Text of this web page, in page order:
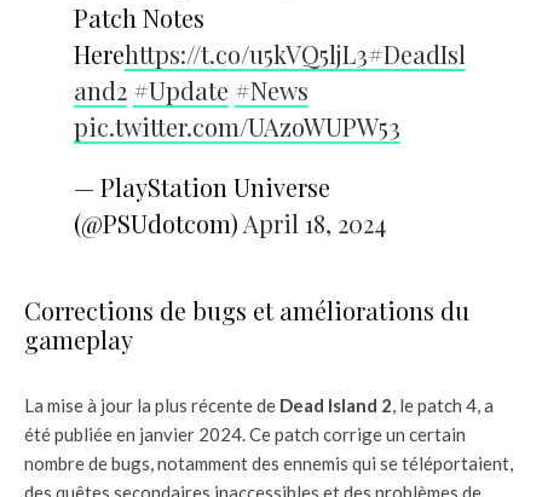
Patch Notes
Herehttps://t.co/u5kVQ5ljL3#DeadIsl
and2 #Update #News
pic.twitter.com/UAzoWUPW53
— PlayStation Universe
(@PSUdotcom) April 18, 2024
Corrections de bugs et améliorations du
gameplay
La mise à jour la plus récente de Dead Island 2, le patch 4, a
été publiée en janvier 2024. Ce patch corrige un certain
nombre de bugs, notamment des ennemis qui se téléportaient,
des quêtes secondaires inaccessibles et des problèmes de